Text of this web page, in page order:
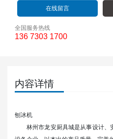
在线留言
全国服务热线
136 7303 1700
内容详情
刨冰机
林州市龙安厨具城是从事设计、